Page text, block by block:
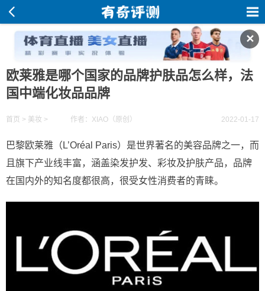
✕
欧莱雅是哪个国家的品牌护肤品怎么样，法
国中端化妆品品牌
首页 > 美妆 > 作者：XIAO（原创） 2022-01-17
巴黎欧莱雅（L’Oréal Paris）是世界著名的美容品牌之一，而
且旗下产业线丰富，涵盖染发护发、彩妆及护肤产品，品牌
在国内外的知名度都很高，很受女性消费者的青睐。